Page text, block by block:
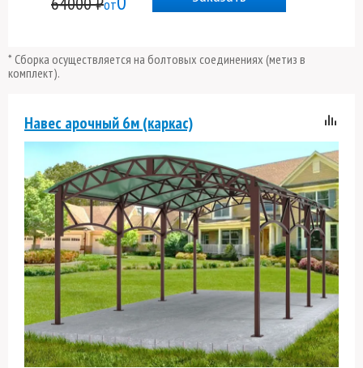
от
* Сборка осуществляется на болтовых соединениях (метиз в
комплект).
Навес арочный 6м (каркас)